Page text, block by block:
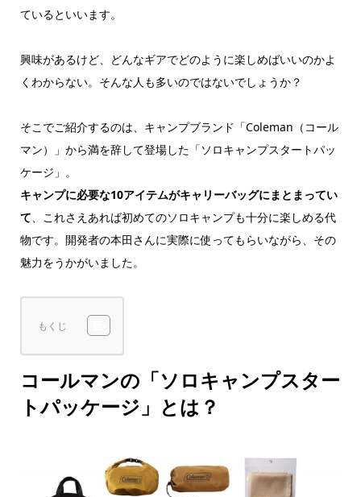
ているといいます。
興味があるけど、どんなギアでどのように楽しめばいいのかよ
くわからない。そんな人も多いのではないでしょうか？
そこでご紹介するのは、キャンプブランド「Coleman（コール
マン）」から満を辞して登場した「ソロキャンプスタートパッ
ケージ」。
キャンプに必要な10アイテムがキャリーバッグにまとまってい
て 、これさえあれば初めてのソロキャンプも十分に楽しめる代
物です。開発者の本田さんに実際に使ってもらいながら、その
魅力をうかがいました。
もくじ
コールマンの「ソロキャンプスター
トパッケージ」とは？